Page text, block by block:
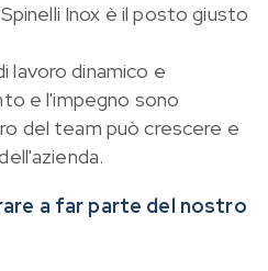
Inox è il posto giusto
lavoro dinamico e
e l'impegno sono
del team può crescere e
a far parte del nostro